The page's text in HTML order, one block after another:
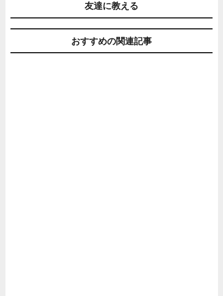
友達に教える
おすすめの関連記事